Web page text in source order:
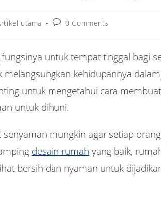
utama
Post0 Comments
untuk tempat tinggal bagi
kehidupannya
untuk mengetahui cara
untuk dihuni.
mungkin agar setiap
desain rumah yang baik,
bersih dan nyaman untuk